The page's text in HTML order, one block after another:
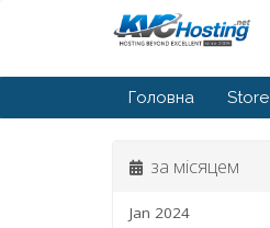
Головна Store
за місяцем
Jan 2024